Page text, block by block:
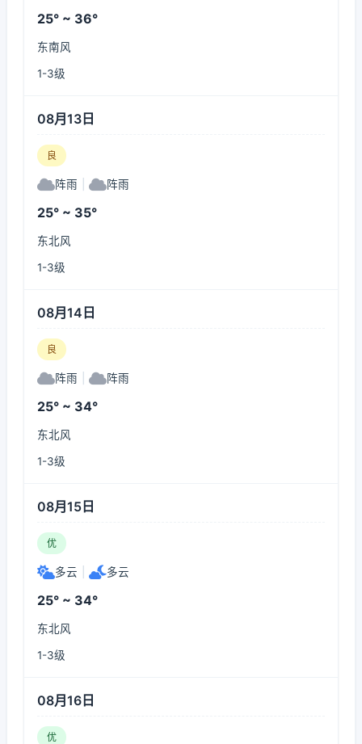
25° ~ 36°
东南风
1-3级
08月13日
良
阵雨 阵雨
25° ~ 35°
东北风
1-3级
08月14日
良
阵雨 阵雨
25° ~ 34°
东北风
1-3级
08月15日
优
多云 多云
25° ~ 34°
东北风
1-3级
08月16日
优